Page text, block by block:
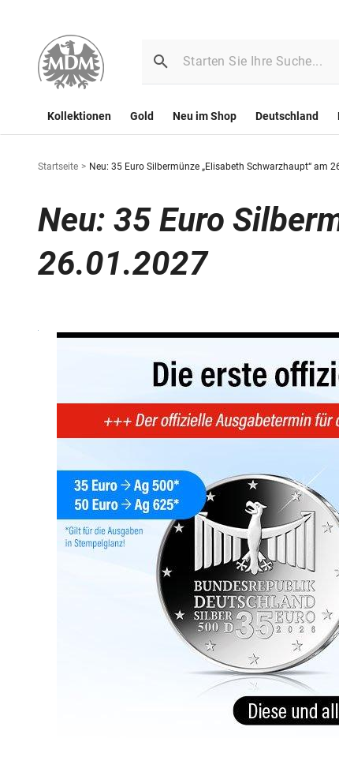
Kollektionen Gold Neu im Shop Deutschland
Startseite > Neu: 35 Euro Silbermünze „Elisabeth Schwarzhaupt“ am
Neu: 35 Euro
26.01.2027